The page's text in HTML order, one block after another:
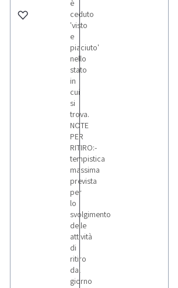
è
ceduto
'visto
e
piaciuto'
nello
stato
in
cui
si
trova.
NOTE
PER
RITIRO:-
tempistica
massima
prevista
per
lo
svolgimento
delle
attività
di
ritiro
dal
giorno